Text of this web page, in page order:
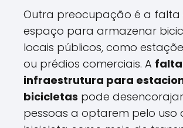
Outra preocupação é a falta
espaço para armazenar
locais públicos, como
ou prédios comerciais. A
infraestrutura para
bicicletas pode
pessoas a optarem pelo uso